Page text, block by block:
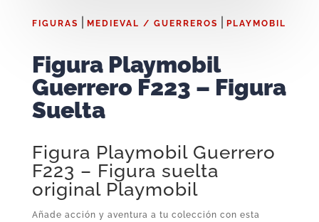
FIGURAS MEDIEVAL / GUERREROS PLAYMOBIL
Figura Playmobil
Guerrero F223 – Figura
Suelta
Figura Playmobil Guerrero
F223 – Figura suelta
original Playmobil
Añade acción y aventura a tu colección con esta